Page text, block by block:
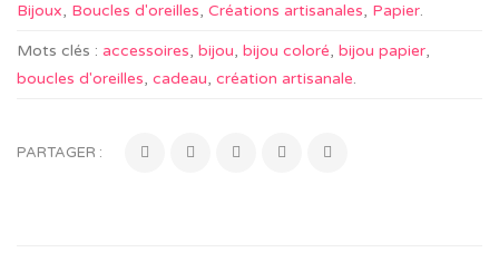
Bijoux, Boucles d'oreilles, Créations artisanales, Papier.
Mots clés : accessoires, bijou, bijou coloré, bijou papier,
boucles d'oreilles, cadeau, création artisanale.
PARTAGER :